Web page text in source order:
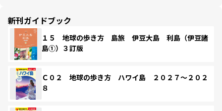
新刊ガイドブック
１５ 地球の歩き方 島旅 伊豆大島 利島（伊豆諸
島①）３訂版
Ｃ０２ 地球の歩き方 ハワイ島 ２０２７～２０２
８